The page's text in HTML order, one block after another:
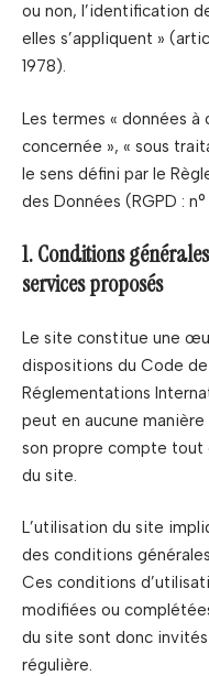
ou non, l’identification
elles s’appliquent »
1978).
Les termes « données à
concernée », « sous
le sens défini par le
des Données (RGPD :
1. Conditions
services proposés
Le site constitue une
dispositions du Code
Réglementations
peut en aucune
son propre compte tout
du site.
L’utilisation du site
des conditions
Ces conditions
modifiées ou
du site sont donc
régulière.